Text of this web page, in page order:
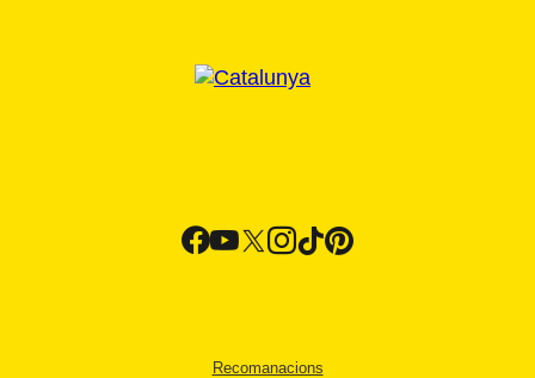
Recomanacions